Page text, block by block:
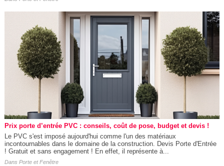
Prix porte d’entrée PVC : conseils, coût de pose, budget et devis !
Le PVC s'est imposé aujourd'hui comme l'un des matériaux
incontournables dans le domaine de la construction. Devis Porte d'Entrée
! Gratuit et sans engagement ! En effet, il représente à...
Dans Porte et Fenêtre